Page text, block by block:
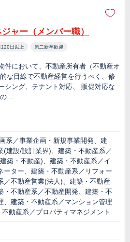
ャー（メンバー職）
120日以上 第二新卒歓迎
件において、不動産所有者（不動産オ
な目線で不動産経営を行うべく、修
シング、テナント対応、 販促対応な
の…
系／事業企画・新規事業開発、建
(建設/設計業界)、建築・不動産系／
築・不動産)、建築・不動産系／イ
ーター、建築・不動産系／リフォー
／不動産営業(法人)、建築・不動産
・不動産系／不動産開発、建築・不
、建築・不動産系／マンション管理
動産系／プロパティマネジメント